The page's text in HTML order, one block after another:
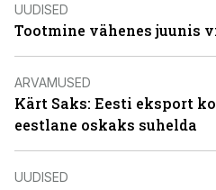
UUDISED
Tootmine vähenes juunis
ARVAMUSED
Kärt Saks: Eesti eksport
eestlane oskaks suhelda
UUDISED